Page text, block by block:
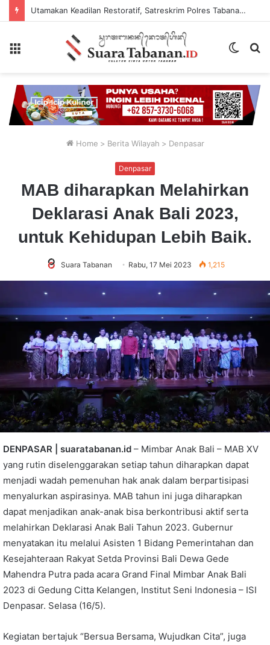
Utamakan Keadilan Restoratif, Satreskrim Polres Tabanan Gelar Perkara Kasus Penganiayaan Anak
Switch
Home > Berita Wilayah > Denpasar
Denpasar
MAB diharapkan Melahirkan
Deklarasi Anak Bali 2023,
untuk Kehidupan Lebih Baik.
Suara Tabanan Rabu, 17 Mei 2023 1,215
DENPASAR | suaratabanan.id – Mimbar Anak Bali – MAB XV
yang rutin diselenggarakan setiap tahun diharapkan dapat
menjadi wadah pemenuhan hak anak dalam berpartisipasi
menyalurkan aspirasinya. MAB tahun ini juga diharapkan
dapat menjadikan anak-anak bisa berkontribusi aktif serta
melahirkan Deklarasi Anak Bali Tahun 2023. Gubernur
menyatakan itu melalui Asisten 1 Bidang Pemerintahan dan
Kesejahteraan Rakyat Setda Provinsi Bali Dewa Gede
Mahendra Putra pada acara Grand Final Mimbar Anak Bali
2023 di Gedung Citta Kelangen, Institut Seni Indonesia – ISI
Denpasar. Selasa (16/5).
Kegiatan bertajuk “Bersua Bersama, Wujudkan Cita”, juga